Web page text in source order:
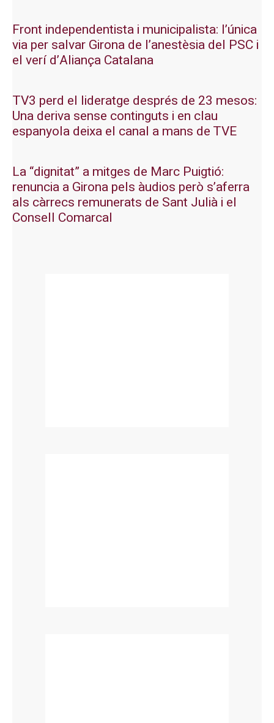
Front independentista i municipalista: l’única
via per salvar Girona de l’anestèsia del PSC i
el verí d’Aliança Catalana
TV3 perd el lideratge després de 23 mesos:
Una deriva sense continguts i en clau
espanyola deixa el canal a mans de TVE
La “dignitat” a mitges de Marc Puigtió:
renuncia a Girona pels àudios però s’aferra
als càrrecs remunerats de Sant Julià i el
Consell Comarcal